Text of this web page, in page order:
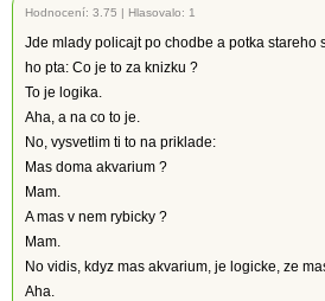
Hodnocení: 3.75 | Hlasovalo: 1
Jde mlady policajt po chodbe a potka stareho
ho pta: Co je to za knizku ?
To je logika.
Aha, a na co to je.
No, vysvetlim ti to na priklade:
Mas doma akvarium ?
Mam.
A mas v nem rybicky ?
Mam.
No vidis, kdyz mas akvarium, je logicke, ze
Aha.